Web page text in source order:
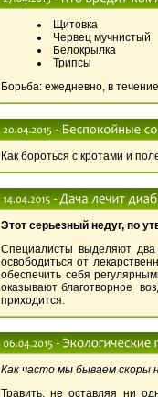
Щитовка
Червец мучнистый
Белокрылка
Трипсы
Борьба: ежедневно, в
Как бороться с кротами и
Этот серьезный недуг, по
Специалисты выделяют два
освободиться от
обеспечить себя
оказывают благотворное
приходится.
Как часто мы бываем скоры
Травить, не оставляя ни